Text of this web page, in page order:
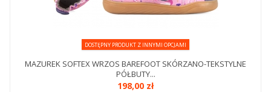
DOSTĘPNY PRODUKT Z INNYMI OPCJAMI
MAZUREK SOFTEX WRZOS BAREFOOT SKÓRZANO-TEKSTYLNE
PÓŁBUTY...
198,00 zł